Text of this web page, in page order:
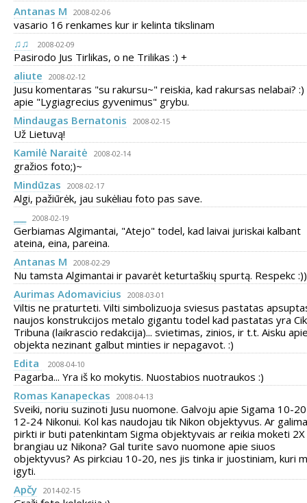
Antanas M
2008-02-06
vasario 16 renkames kur ir kelinta tikslinam
♫♫
2008-02-09
Pasirodo Jus Tirlikas, o ne Trilikas :) +
aliute
2008-02-12
Jusu komentaras "su rakursu~" reiskia, kad rakursas nelabai? :)
apie "Lygiagrecius gyvenimus" grybu.
Mindaugas Bernatonis
2008-02-15
Už Lietuvą!
Kamilė Naraitė
2008-02-14
gražios foto;)~
Mindūzas
2008-02-17
Algi, pažiūrėk, jau sukėliau foto pas save.
2008-02-19
Gerbiamas Algimantai, "Atejo" todel, kad laivai juriskai kalbant
ateina, eina, pareina.
Antanas M
2008-02-29
Nu tamsta Algimantai ir pavarėt keturtaškių spurtą. Respekc :))
Aurimas Adomavicius
2008-03-01
Viltis ne praturteti. Vilti simbolizuoja sviesus pastatas
naujos konstrukcijos metalo gigantu todel kad pastatas yra
Tribuna (laikrascio redakcija)... svietimas, zinios, ir t.t. Aisku
objekta nezinant galbut minties ir nepagavot. :)
Edita
2008-04-10
Pagarba... Yra iš ko mokytis. Nuostabios nuotraukos :)
Romas Kanapeckas
2008-04-13
Sveiki, noriu suzinoti Jusu nuomone. Galvoju apie Sigama 10-
12-24 Nikonui. Kol kas naudojau tik Nikon objektyvus. Ar galima
pirkti ir buti patenkintam Sigma objektyvais ar reikia moketi 2X
brangiau uz Nikona? Gal turite savo nuomone apie siuos
objektyvus? As pirkciau 10-20, nes jis tinka ir juostiniam, kuri
igyti.
Apčy 2014-02-15